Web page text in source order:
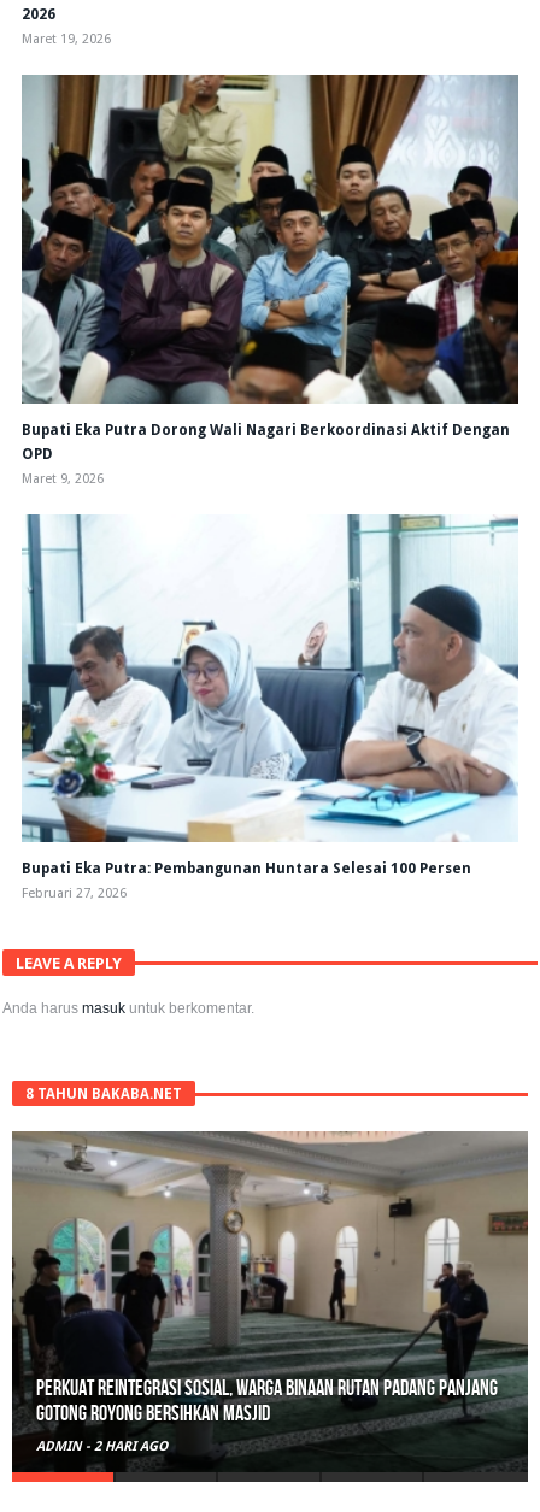
2026
Maret 19, 2026
Bupati Eka Putra Dorong Wali Nagari Berkoordinasi Aktif Dengan
OPD
Maret 9, 2026
Bupati Eka Putra: Pembangunan Huntara Selesai 100 Persen
Februari 27, 2026
LEAVE A REPLY
Anda harusmasuk untuk berkomentar.
8 TAHUN BAKABA.NET
Perkuat Reintegrasi Sosial, Warga Binaan Rutan Padang Panjang
Gotong Royong Bersihkan Masjid
ADMIN - 2 HARI AGO